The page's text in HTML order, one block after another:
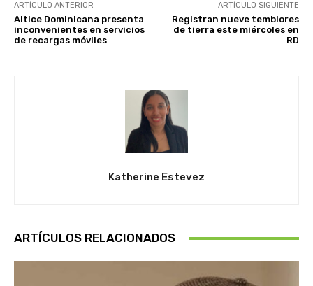
ARTÍCULO ANTERIOR
Altice Dominicana presenta
inconvenientes en servicios
de recargas móviles
ARTÍCULO SIGUIENTE
Registran nueve temblores
de tierra este miércoles en
RD
Katherine Estevez
ARTÍCULOS RELACIONADOS